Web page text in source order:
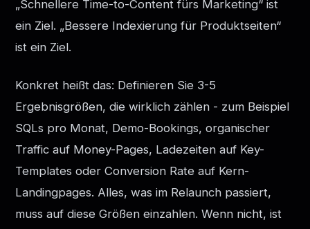
„Schnellere Time-to-Content fürs Marketing“ ist
ein Ziel. „Bessere Indexierung für Produktseiten“
ist ein Ziel.
Konkret heißt das: Definieren Sie 3-5
Ergebnisgrößen, die wirklich zählen - zum Beispiel
SQLs pro Monat, Demo-Bookings, organischer
Traffic auf Money-Pages, Ladezeiten auf Key-
Templates oder Conversion Rate auf Kern-
Landingpages. Alles, was im Relaunch passiert,
muss auf diese Größen einzahlen. Wenn nicht, ist